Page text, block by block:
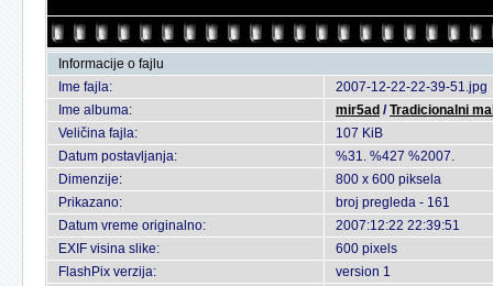
Informacije o fajlu
Ime fajla:
2007-12-22-22-39-51.jpg
Ime albuma:
mir5ad /Tradicionalni
Veličina fajla:
107 KiB
Datum postavljanja:
%31. %427 %2007.
Dimenzije:
800 x 600 piksela
Prikazano:
broj pregleda - 161
Datum vreme originalno:
2007:12:22 22:39:51
EXIF visina slike:
600 pixels
FlashPix verzija:
version 1